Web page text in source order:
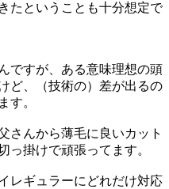
たということも十分想定で
ですが、ある意味理想の頭
ど、（技術の）差が出るの
す。
さんから薄毛に良いカット
っ掛けで頑張ってます。
レギュラーにどれだけ対応